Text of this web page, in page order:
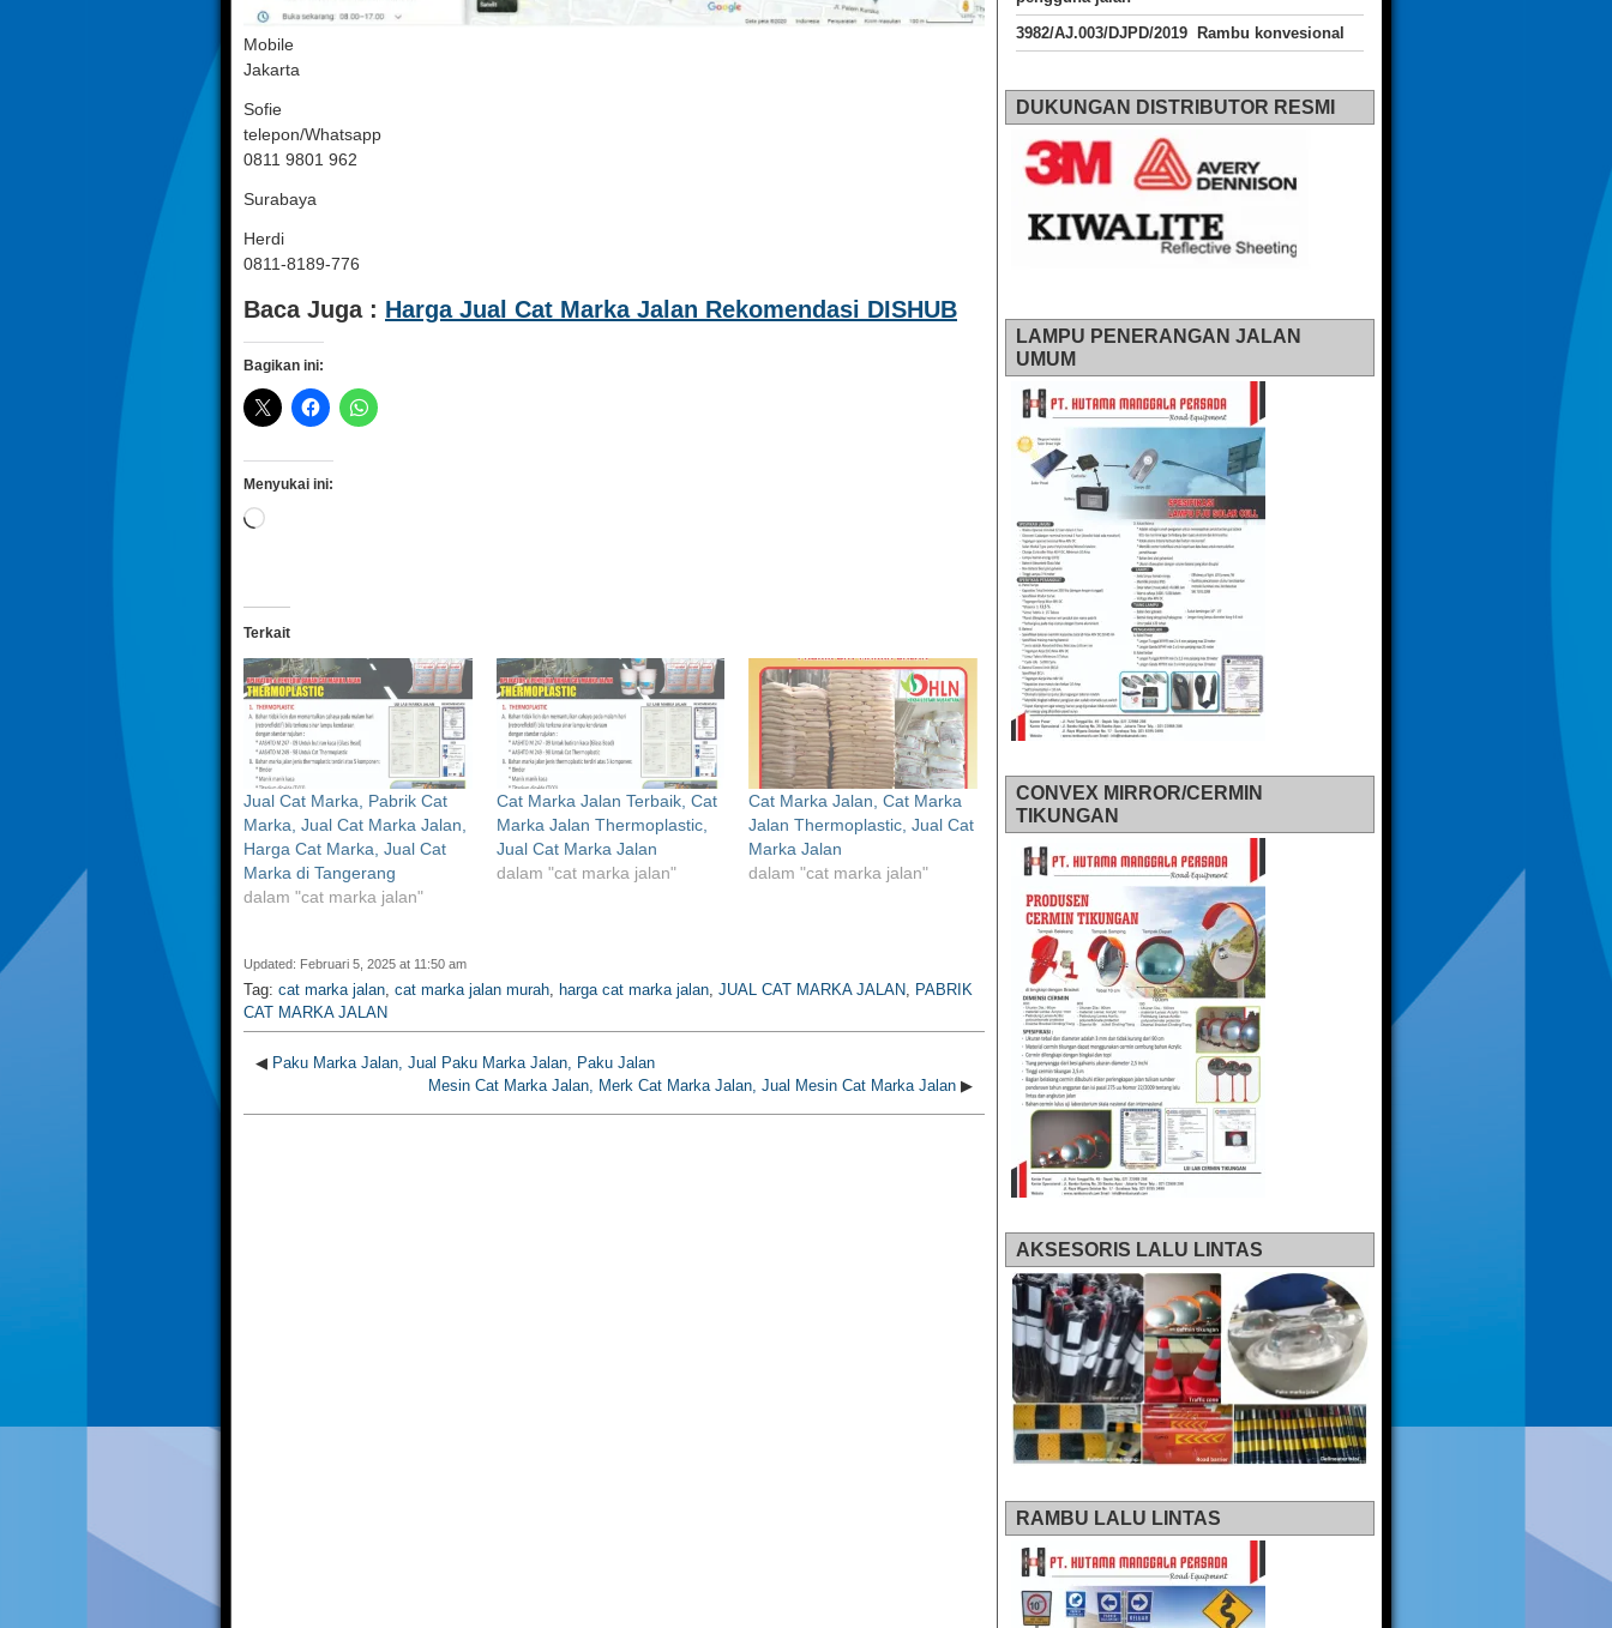
Mobile
Jakarta
Sofie
telepon/Whatsapp
0811 9801 962
Surabaya
Herdi
0811-8189-776
Baca Juga : Harga Jual Cat Marka Jalan Rekomendasi DISHUB
Bagikan ini:
Menyukai ini:
Memuat...
Terkait
Jual Cat Marka, Pabrik Cat
Marka, Jual Cat Marka Jalan,
Harga Cat Marka, Jual Cat
Marka di Tangerang
dalam "cat marka jalan"
Cat Marka Jalan Terbaik, Cat
Marka Jalan Thermoplastic,
Jual Cat Marka Jalan
dalam "cat marka jalan"
Cat Marka Jalan, Cat Marka
Jalan Thermoplastic, Jual Cat
Marka Jalan
dalam "cat marka jalan"
Updated: Februari 5, 2025 at 11:50 am
Tag: cat marka jalan cat marka jalan murah harga cat marka jalan JUAL CAT MARKA JALAN
PABRIK
CAT MARKA JALAN
◀ Paku Marka Jalan, Jual Paku Marka Jalan, Paku Jalan
Mesin Cat Marka Jalan, Merk Cat Marka Jalan, Jual Mesin Cat Marka Jalan ▶
3982/AJ.003/DJPD/2019 Rambu konvesional
DUKUNGAN DISTRIBUTOR RESMI
LAMPU PENERANGAN JALAN
UMUM
CONVEX MIRROR/CERMIN
TIKUNGAN
AKSESORIS LALU LINTAS
RAMBU LALU LINTAS